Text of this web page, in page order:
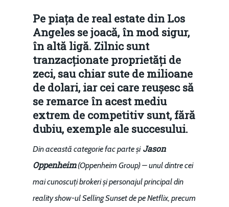
Pe piața de real estate din Los
Angeles se joacă, în mod sigur,
în altă ligă. Zilnic sunt
tranzacționate proprietăți de
zeci, sau chiar sute de milioane
de dolari, iar cei care reușesc să
se remarce în acest mediu
extrem de competitiv sunt, fără
dubiu, exemple ale succesului.
Din această categorie fac parte șiJason
Oppenheim(Oppenheim Group) – unul dintre cei
mai cunoscuți brokeri și personajul principal din
reality show-ul Selling Sunset de pe Netflix, precum